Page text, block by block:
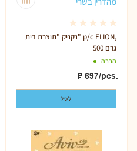
נקניק "תוצרת בית" p/c ELION,
500 גרם
הרבה
₽ 697/pcs.
לסל